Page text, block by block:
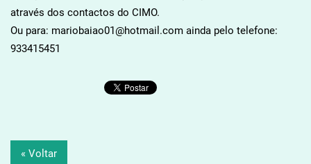
através dos contactos do CIMO.
Ou para: mariobaiao01@hotmail.com ainda pelo telefone:
933415451
« Voltar